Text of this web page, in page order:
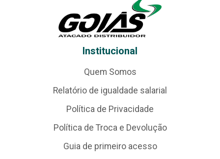
Institucional
Quem Somos
Relatório de igualdade salarial
Política de Privacidade
Política de Troca e Devolução
Guia de primeiro acesso